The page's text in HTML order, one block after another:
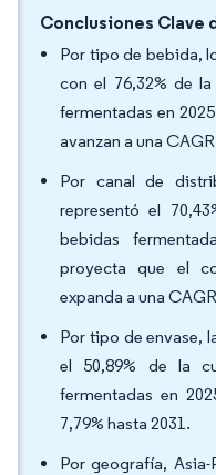
Conclusiones Clave
Por tipo de bebida,
con el 76,32% de
fermentadas en
avanzan a una
Por canal de
representó el
bebidas
proyecta que el
expanda a una
Por tipo de envase,
el 50,89% de la
fermentadas en
7,79% hasta 2031.
Por geografía,